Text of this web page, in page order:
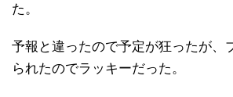
た。
予報と違ったので予定が狂ったが、
られたのでラッキーだった。